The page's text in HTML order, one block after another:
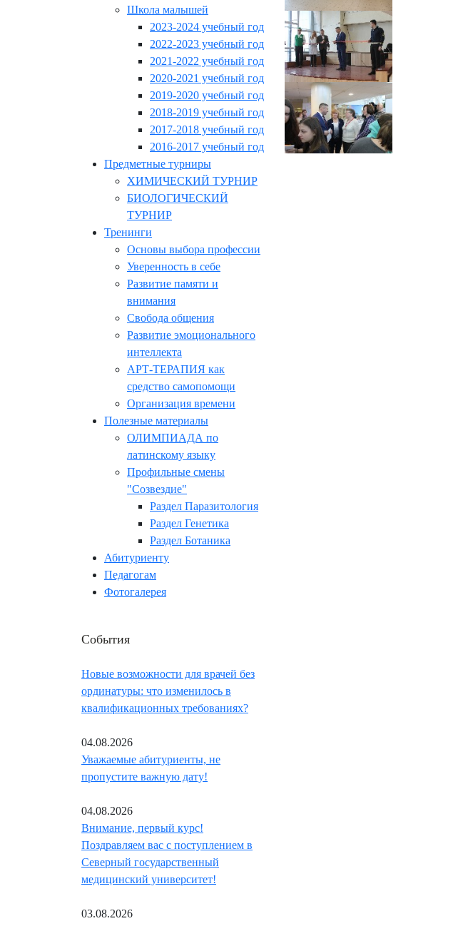
Школа малышей
2023-2024 учебный год
2022-2023 учебный год
2021-2022 учебный год
2020-2021 учебный год
2019-2020 учебный год
2018-2019 учебный год
2017-2018 учебный год
2016-2017 учебный год
Предметные турниры
ХИМИЧЕСКИЙ ТУРНИР
БИОЛОГИЧЕСКИЙ
ТУРНИР
Тренинги
Основы выбора профессии
Уверенность в себе
Развитие памяти и
внимания
Свобода общения
Развитие эмоционального
интеллекта
АРТ-ТЕРАПИЯ как
средство самопомощи
Организация времени
Полезные материалы
ОЛИМПИАДА по
латинскому языку
Профильные смены
"Созвездие"
Раздел Паразитология
Раздел Генетика
Раздел Ботаника
Абитуриенту
Педагогам
Фотогалерея
События
Новые возможности для врачей без
ординатуры: что изменилось в
квалификационных требованиях?
04.08.2026
Уважаемые абитуриенты, не
пропустите важную дату!
04.08.2026
Внимание, первый курс!
Поздравляем вас с поступлением в
Северный государственный
медицинский университет!
03.08.2026